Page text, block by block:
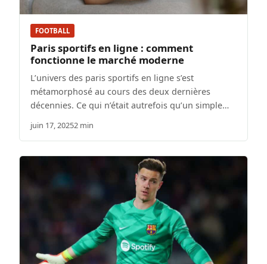
FOOTBALL
Paris sportifs en ligne : comment
fonctionne le marché moderne
L’univers des paris sportifs en ligne s’est
métamorphosé au cours des deux dernières
décennies. Ce qui n’était autrefois qu’un simple…
juin 17, 20252 min